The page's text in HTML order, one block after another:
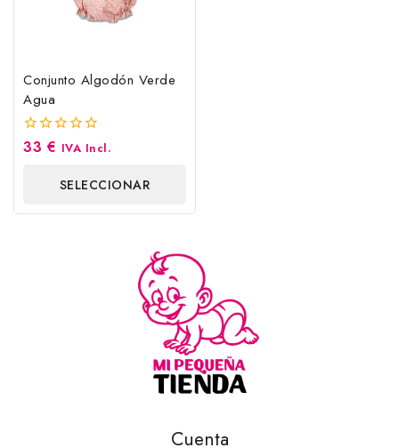
Conjunto Algodón Verde
Agua
0
33 € IVA Incl.
SELECCIONAR
OPCIONES
Cuenta